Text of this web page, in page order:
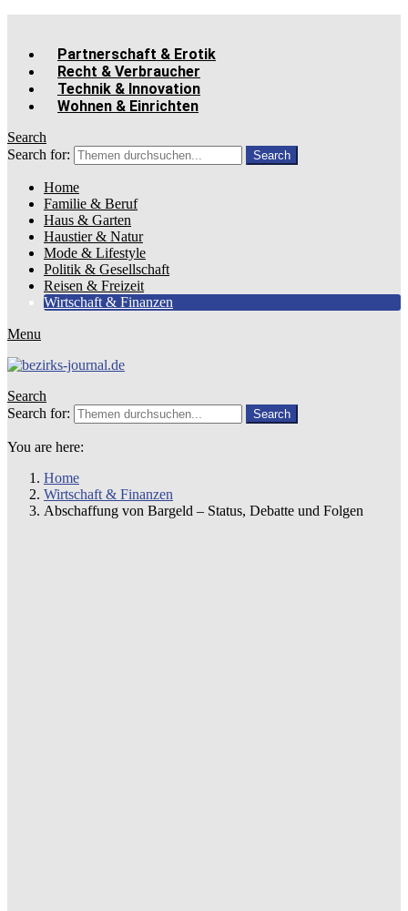
Partnerschaft & Erotik
Recht & Verbraucher
Technik & Innovation
Wohnen & Einrichten
Search
Search for:
Search
Home
Familie & Beruf
Haus & Garten
Haustier & Natur
Mode & Lifestyle
Politik & Gesellschaft
Reisen & Freizeit
Wirtschaft & Finanzen
Menu
Search
Search for:
Search
You are here:
Home
Wirtschaft & Finanzen
Abschaffung von Bargeld – Status, Debatte und Folgen